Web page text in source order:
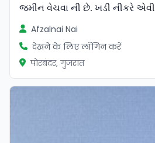
જમીન વેચવા ની છે. ખડી નીકરે એવી
Afzalnai Nai
देखने के लिए लॉगिन करें
पोरबंदर, गुजरात